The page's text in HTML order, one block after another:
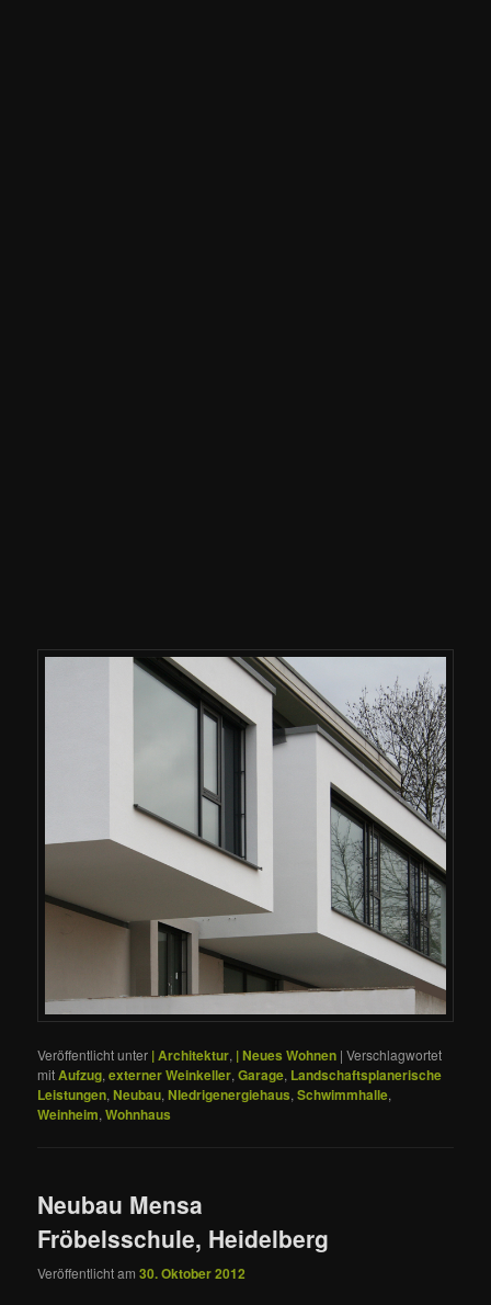
Veröffentlicht unter | Architektur, | Neues Wohnen |Verschlagwortet
mitAufzug,externer Weinkeller,Garage, Landschaftsplanerische
Leistungen,Neubau,NIedrigenergiehaus,Schwimmhalle,
Weinheim,Wohnhaus
Neubau Mensa
Fröbelsschule, Heidelberg
Veröffentlicht am30. Oktober 2012